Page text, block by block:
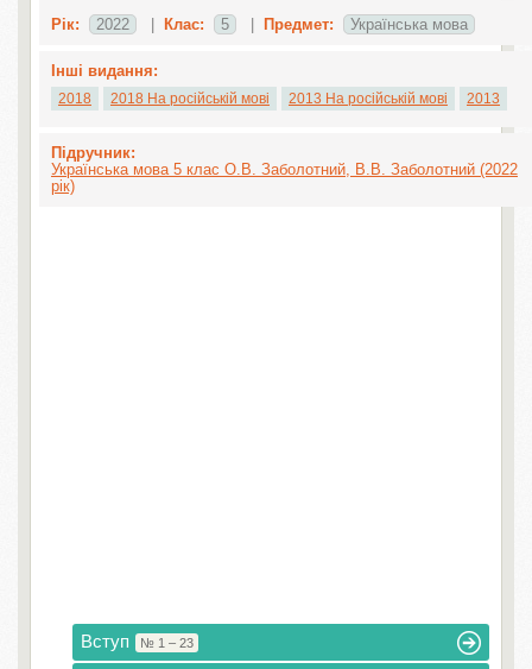
Рік: 2022 Клас: 5 Предмет: Українська мова
Інші видання:
2018 2018 На російській мові 2013 На російській мові 2013
Підручник:
Українська мова 5 клас О.В. Заболотний, В.В. Заболотний (2022
рік)
Вступ № 1 – 23